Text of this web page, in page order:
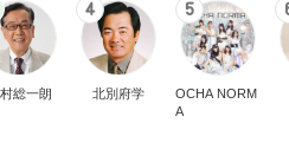
総一朗
4
北別府学
5
OCHA NORM
A